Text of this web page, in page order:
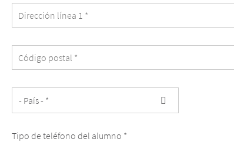
with
the
student's
Tipo de teléfono del alumno *